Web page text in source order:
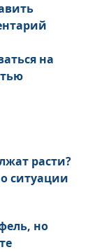
на
расти?
ситуации
но